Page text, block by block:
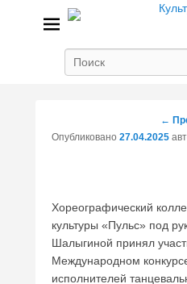
МБУК Невельского
по
←
Опубликовано 27.04.2025
Хореографический
культуры «Пульс» под
Шалыгиной принял
Международном
исполнителей